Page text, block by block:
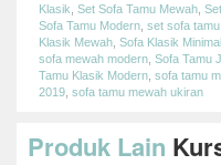
Klasik Set Sofa Tamu Mewah
Sofa Tamu Modern set sofa
Klasik Mewah Sofa Klasik
sofa mewah modern Sofa Tamu
Tamu Klasik Modern sofa tamu
2019 sofa tamu mewah ukiran
Produk Lain